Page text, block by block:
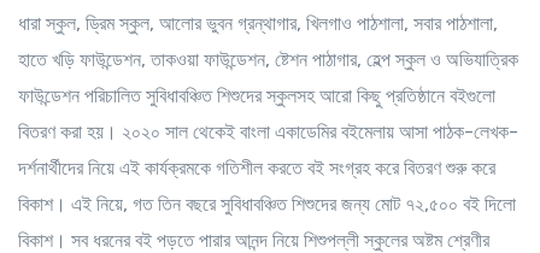
ধারা স্কুল, ড্রিম স্কুল, আলোর ভুবন গ্রন্থাগার, খিলগাও পাঠশালা, সবার পাঠশালা,
হাতে খড়ি ফাউন্ডেশন, তাকওয়া ফাউন্ডেশন, ষ্টেশন পাঠাগার, হেল্প স্কুল ও অভিযাত্রিক
ফাউন্ডেশন পরিচালিত সুবিধাবঞ্চিত শিশুদের স্কুলসহ আরো কিছু প্রতিষ্ঠানে বইগুলো
বিতরণ করা হয়। ২০২০ সাল থেকেই বাংলা একাডেমির বইমেলায় আসা পাঠক-লেখক-
দর্শনার্থীদের নিয়ে এই কার্যক্রমকে গতিশীল করতে বই সংগ্রহ করে বিতরণ শুরু করে
বিকাশ। এই নিয়ে, গত তিন বছরে সুবিধাবঞ্চিত শিশুদের জন্য মোট ৭২,৫০০ বই দিলো
বিকাশ। সব ধরনের বই পড়তে পারার আনন্দ নিয়ে শিশুপল্লী স্কুলের অষ্টম শ্রেণীর